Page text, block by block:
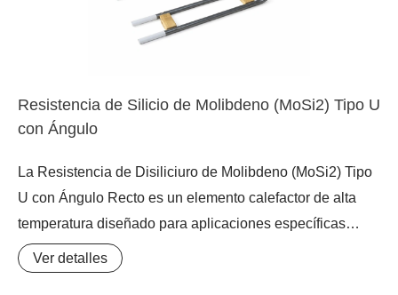
la cámara de calentamiento.
Resistencia de Silicio de Molibdeno (MoSi2) Tipo U
con Ángulo
La Resistencia de Disiliciuro de Molibdeno (MoSi2) Tipo
U con Ángulo Recto es un elemento calefactor de alta
temperatura diseñado para aplicaciones específicas
donde la geometría del horno o la distribución del calor
requieren una configuración angular. Fabricada con
Ver detalles